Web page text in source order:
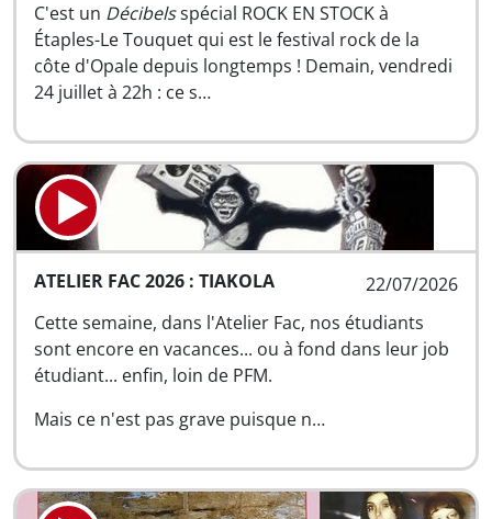
C'est un Décibelsspécial ROCK EN STOCK à
Étaples-Le Touquet qui est le festival rock de la
côte d'Opale depuis longtemps ! Demain, vendredi
24 juillet à 22h : ce s…
22/07/2026
ATELIER FAC 2026 : TIAKOLA
Cette semaine, dans l'Atelier Fac, nos étudiants
sont encore en vacances... ou à fond dans leur job
étudiant... enfin, loin de PFM.
Mais ce n'est pas grave puisque n…